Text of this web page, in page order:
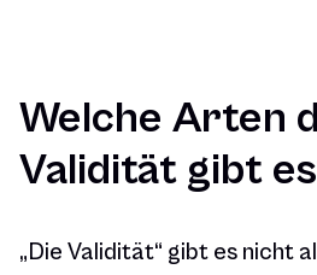
Welche Arten
Validität gibt
„Die Validität“ gibt es nicht